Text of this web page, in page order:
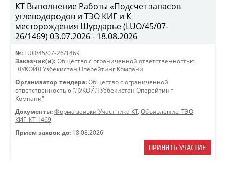
КТ Выполнение Работы «Подсчет запасов
углеводородов и ТЭО КИГ и К
месторождения Шурдарье (LUO/45/07-
26/1469) 03.07.2026 - 18.08.2026
№: LUO/45/07-26/1469
Заказчик(и): Общество с ограниченной ответственностью
"ЛУКОЙЛ Узбекистан Оперейтинг Компани"
Организатор тендера: Общество с ограниченной
ответственностью "ЛУКОЙЛ Узбекистан Оперейтинг
Компани"
Документы: Форма заявки Участника КТ, Объявление_ТЭО
КИГ_КТ 1469
Прием заявок до: 18.08.2026
ПРИНЯТЬ УЧАСТИЕ